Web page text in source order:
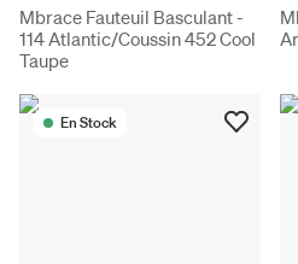
Mbrace Fauteuil Basculant -
114 Atlantic/Coussin 452 Cool
Taupe
En Stock